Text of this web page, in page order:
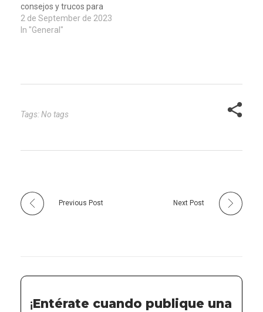
consejos y trucos para
conseguirlo, pero ¿sabes
cuáles son los que
puedes seguir para
2 de September de 2023
In "General"
Tags: No tags
Previous Post Next Post
¡Entérate cuando publique una